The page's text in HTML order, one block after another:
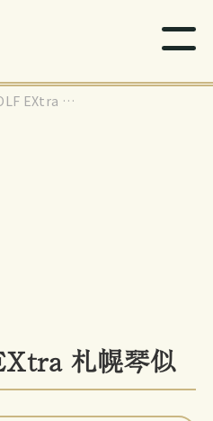
EXtra 札
札幌琴似